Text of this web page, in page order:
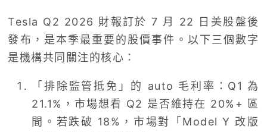
Tesla Q2 2026 財報訂於 7 月 22 日美股盤後
發布，是本季最重要的股價事件。以下三個數字
是機構共同關注的核心：
「排除監管抵免」的 auto 毛利率：Q1 為
21.1%，市場想看 Q2 是否維持在 20%+ 區
間。若跌破 18%，市場對「Model Y 改版